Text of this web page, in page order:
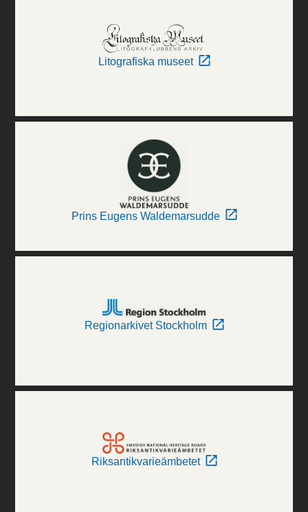
Litografiska museet
Prins Eugens Waldemarsudde
Regionarkivet Stockholm
Riksantikvarieämbetet